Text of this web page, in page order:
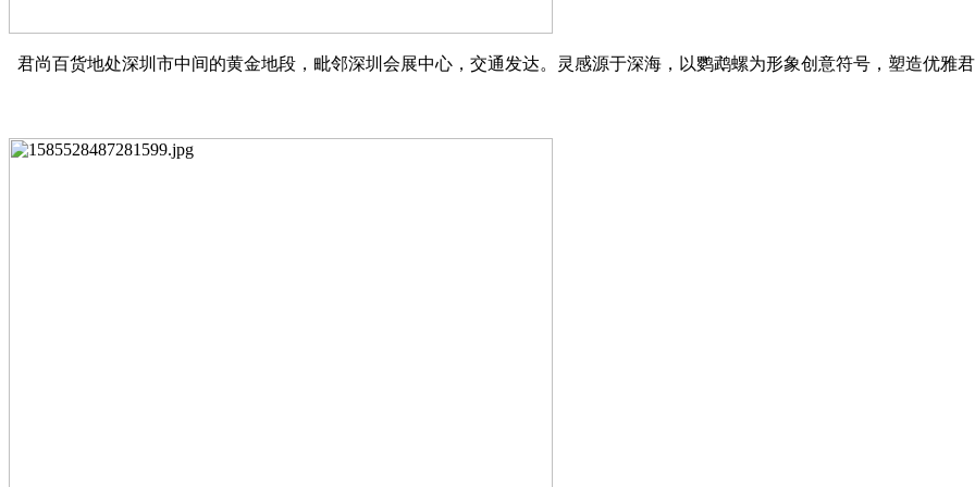
君尚百货地处深圳市中间的黄金地段，毗邻深圳会展中心，交通发达。灵感源于深海，以鹦鹉螺为形象创意符号，塑造优雅